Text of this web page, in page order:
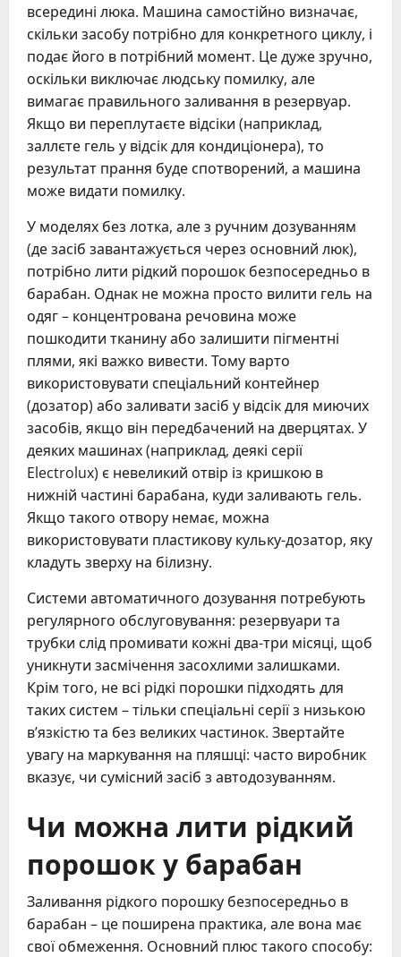
всередині люка. Машина самостійно визначає,
скільки засобу потрібно для конкретного циклу, і
подає його в потрібний момент. Це дуже зручно,
оскільки виключає людську помилку, але
вимагає правильного заливання в резервуар.
Якщо ви переплутаєте відсіки (наприклад,
заллєте гель у відсік для кондиціонера), то
результат прання буде спотворений, а машина
може видати помилку.
У моделях без лотка, але з ручним дозуванням
(де засіб завантажується через основний люк),
потрібно лити рідкий порошок безпосередньо в
барабан. Однак не можна просто вилити гель на
одяг – концентрована речовина може
пошкодити тканину або залишити пігментні
плями, які важко вивести. Тому варто
використовувати спеціальний контейнер
(дозатор) або заливати засіб у відсік для миючих
засобів, якщо він передбачений на дверцятах. У
деяких машинах (наприклад, деякі серії
Electrolux) є невеликий отвір із кришкою в
нижній частині барабана, куди заливають гель.
Якщо такого отвору немає, можна
використовувати пластикову кульку-дозатор, яку
кладуть зверху на білизну.
Системи автоматичного дозування потребують
регулярного обслуговування: резервуари та
трубки слід промивати кожні два-три місяці, щоб
уникнути засмічення засохлими залишками.
Крім того, не всі рідкі порошки підходять для
таких систем – тільки спеціальні серії з низькою
в’язкістю та без великих частинок. Звертайте
увагу на маркування на пляшці: часто виробник
вказує, чи сумісний засіб з автодозуванням.
Чи можна лити рідкий
порошок у барабан
Заливання рідкого порошку безпосередньо в
барабан – це поширена практика, але вона має
свої обмеження. Основний плюс такого способу: